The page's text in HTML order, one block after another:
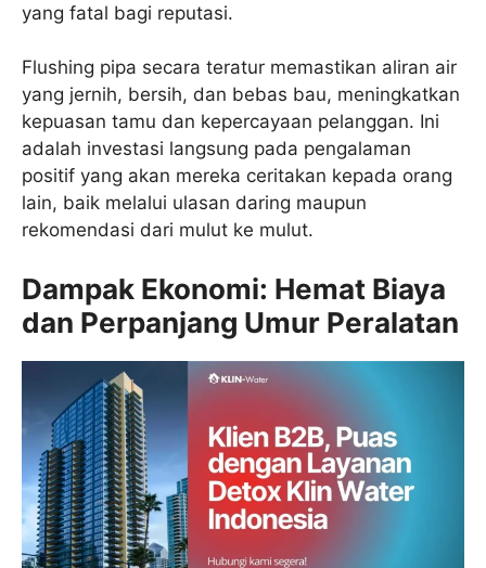
yang fatal bagi reputasi.
Flushing pipa secara teratur memastikan aliran air
yang jernih, bersih, dan bebas bau, meningkatkan
kepuasan tamu dan kepercayaan pelanggan. Ini
adalah investasi langsung pada pengalaman
positif yang akan mereka ceritakan kepada orang
lain, baik melalui ulasan daring maupun
rekomendasi dari mulut ke mulut.
Dampak Ekonomi: Hemat Biaya
dan Perpanjang Umur Peralatan